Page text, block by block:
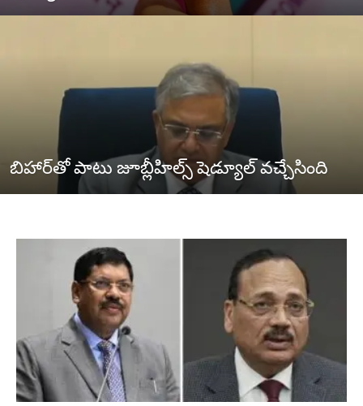
బిహార్‌తో పాటు జూబ్లీహిల్స్ షెడ్యూల్ వచ్చేసింది